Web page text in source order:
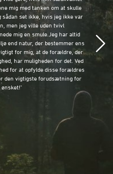
mig med tanken om at skulle
set ikke, hvis jeg ikke var
men jeg ville uden tvivl
mig en smule.Jeg har altid
end natur, der bestemmer ens
for mig, at de forældre, der
har muligheden for det. Ved
for at opfylde disse forældres
den vigtigste forudsætning for